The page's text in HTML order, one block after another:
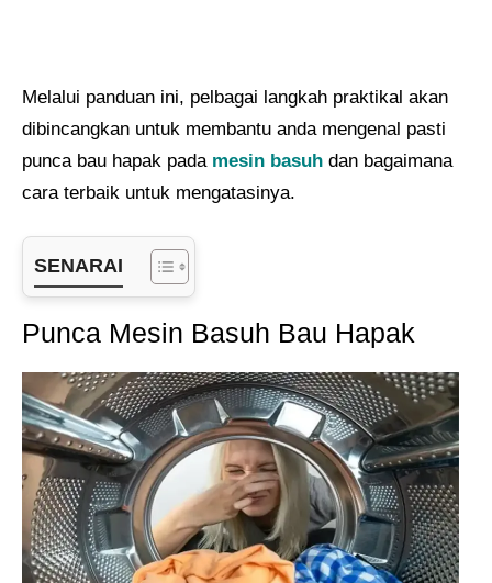
Melalui panduan ini, pelbagai langkah praktikal akan
dibincangkan untuk membantu anda mengenal pasti
punca bau hapak pada mesin basuh dan bagaimana
cara terbaik untuk mengatasinya.
SENARAI
Punca Mesin Basuh Bau Hapak